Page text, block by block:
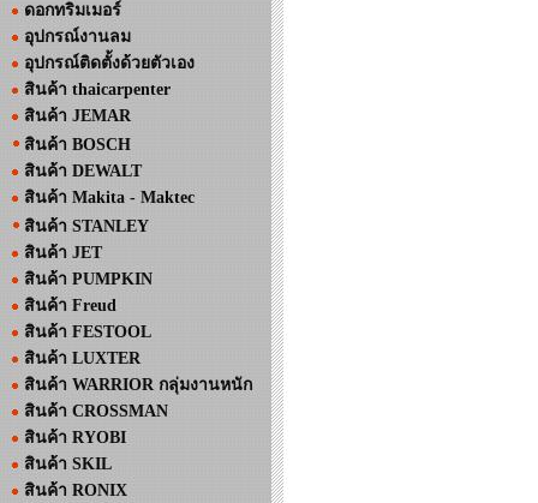
ดอกทริมเมอร์
อุปกรณ์งานลม
อุปกรณ์ติดตั้งด้วยตัวเอง
สินค้า thaicarpenter
สินค้า JEMAR
สินค้า BOSCH
สินค้า DEWALT
สินค้า Makita - Maktec
สินค้า STANLEY
สินค้า JET
สินค้า PUMPKIN
สินค้า Freud
สินค้า FESTOOL
สินค้า LUXTER
สินค้า WARRIOR กลุ่มงานหนัก
สินค้า CROSSMAN
สินค้า RYOBI
สินค้า SKIL
สินค้า RONIX